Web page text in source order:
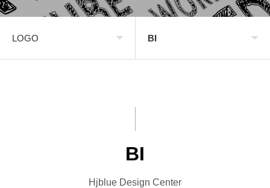
LOGO BI
BI
Hjblue Design Center